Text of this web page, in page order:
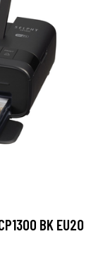
BK EU20